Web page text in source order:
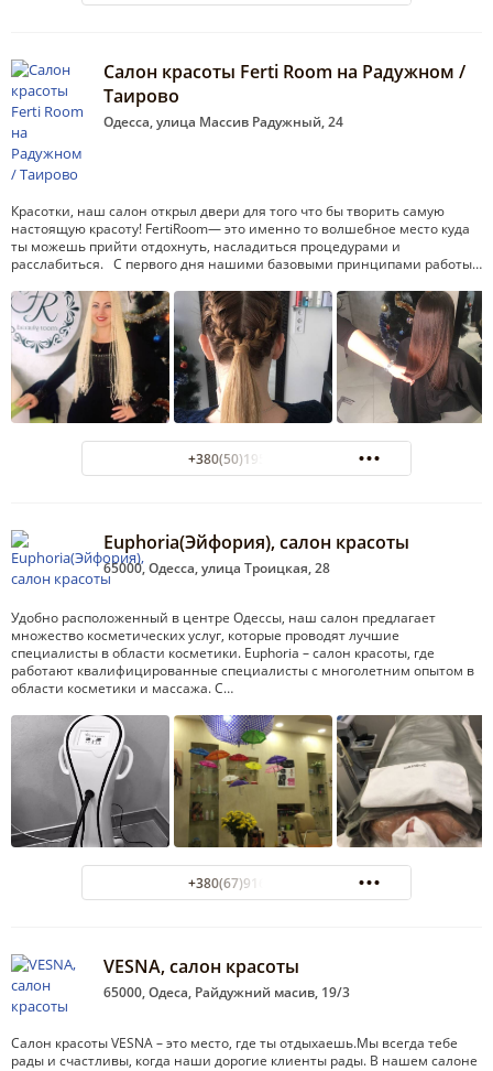
Салон красоты Ferti Room на Радужном /
Таирово
Одесса, улица Массив Радужный, 24
Красотки, наш салон открыл двери для того что бы творить самую
настоящую красоту! FertiRoom— это именно то волшебное место куда
ты можешь прийти отдохнуть, насладиться процедурами и
расслабиться. С первого дня нашими базовыми принципами работы…
+380(50)195-98-92
Euphoria(Эйфория), салон красоты
65000, Одесса, улица Троицкая, 28
Удобно расположенный в центре Одессы, наш салон предлагает
множество косметических услуг, которые проводят лучшие
специалисты в области косметики. Euphoria – салон красоты, где
работают квалифицированные специалисты с многолетним опытом в
области косметики и массажа. С…
+380(67)916-83-68
VESNA, салон красоты
65000, Одеса, Райдужний масив, 19/3
Салон красоты VESNA – это место, где ты отдыхаешь.Мы всегда тебе
рады и счастливы, когда наши дорогие клиенты рады. В нашем салоне